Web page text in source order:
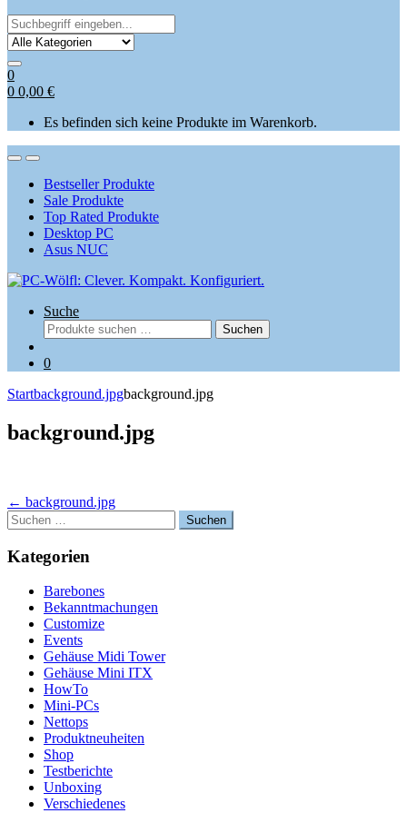
Search
for:
0
0 0,00 €
Es befinden sich keine Produkte im Warenkorb.
OpenClose
Bestseller Produkte
Sale Produkte
Top Rated Produkte
Desktop PC
Asus NUC
Suche
Suchen
nach:
Suchen
0
Startbackground.jpgbackground.jpg
background.jpg
Beitragsnavigation
← background.jpg
Suchen
nach:
Kategorien
Barebones
Bekanntmachungen
Customize
Events
Gehäuse Midi Tower
Gehäuse Mini ITX
HowTo
Mini-PCs
Nettops
Produktneuheiten
Shop
Testberichte
Unboxing
Verschiedenes